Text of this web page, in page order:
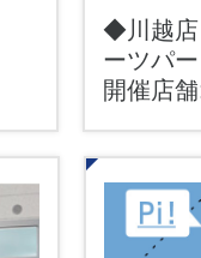
◆川越店
ーツパ
開催店